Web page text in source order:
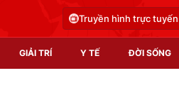
Truyền hình trực tuyến
GIẢI TRÍ Y TẾ ĐỜI SỐNG